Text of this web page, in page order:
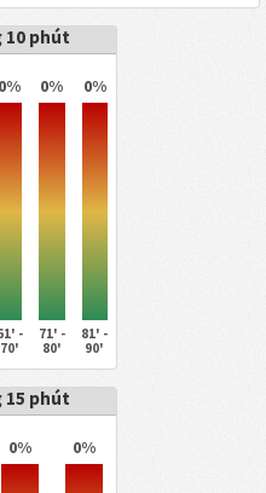
10 phút
0% 0% 0%
-
70'
71' -
80'
81' -
90'
15 phút
0% 0%